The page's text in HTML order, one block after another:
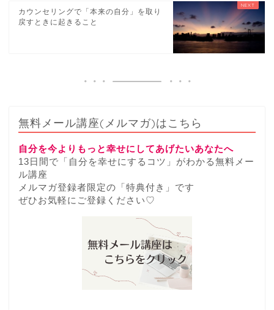
カウンセリングで「本来の自分」を取り
戻すときに起きること
無料メール講座(メルマガ)はこちら
自分を今よりもっと幸せにしてあげたいあなたへ
13日間で「自分を幸せにするコツ」がわかる無料メー
ル講座
メルマガ登録者限定の「特典付き」です
ぜひお気軽にご登録ください♡